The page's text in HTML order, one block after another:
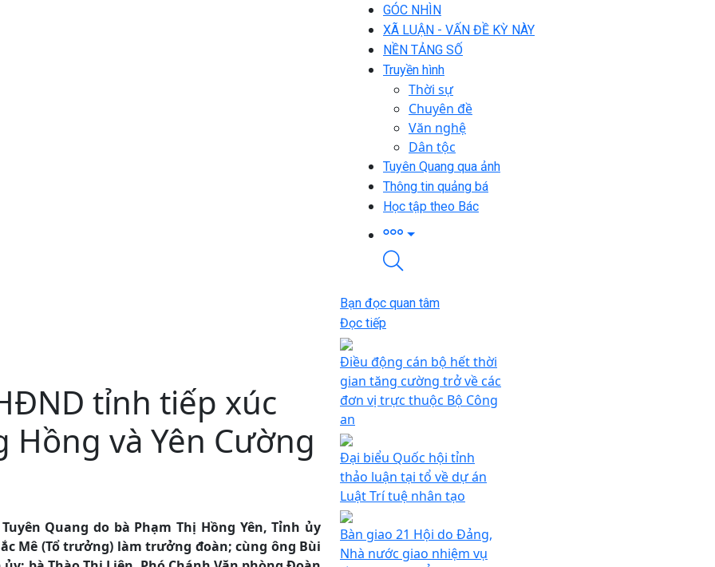
GÓC NHÌN
XÃ LUẬN - VẤN ĐỀ KỲ NÀY
NỀN TẢNG SỐ
Truyền hình
Thời sự
Chuyên đề
Văn nghệ
Dân tộc
Tuyên Quang qua ảnh
Thông tin quảng bá
Học tập theo Bác
tỉnh tiếp xúc
và Yên Cường
Quang do bà Phạm Thị Hồng Yên, Tỉnh ủy
Mê (Tổ trưởng) làm trưởng đoàn; cùng ông Bùi
Bạn đọc quan tâm
Đọc tiếp
Điều động cán bộ hết thời
gian tăng cường trở về các
đơn vị trực thuộc Bộ Công
an
Đại biểu Quốc hội tỉnh
thảo luận tại tổ về dự án
Luật Trí tuệ nhân tạo
Bàn giao 21 Hội do Đảng,
Nhà nước giao nhiệm vụ